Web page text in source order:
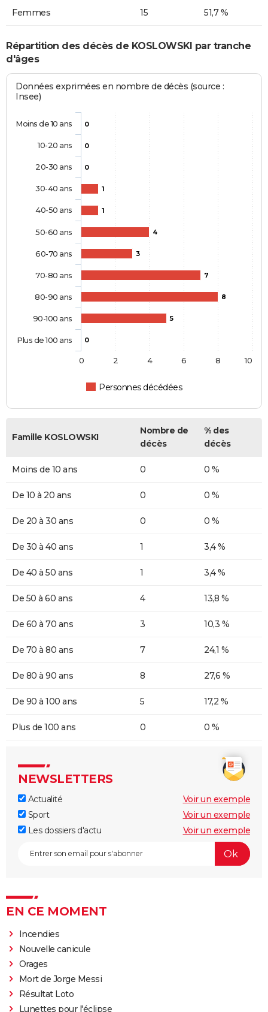
Femmes 15 51,7 %
Répartition des décès de KOSLOWSKI par tranche
d'âges
Données exprimées en nombre de décès (source :
Insee)
0
0
0
1
1
4
3
7
8
5
0
Personnes décédées
Moins de 10 ans
10-20 ans
20-30 ans
30-40 ans
40-50 ans
50-60 ans
60-70 ans
70-80 ans
80-90 ans
90-100 ans
Plus de 100 ans
0 2 4 6 8 10
Famille KOSLOWSKI
Nombre de
décès
% des
décès
Moins de 10 ans 0 0 %
De 10 à 20 ans 0 0 %
De 20 à 30 ans 0 0 %
De 30 à 40 ans 1 3,4 %
De 40 à 50 ans 1 3,4 %
De 50 à 60 ans 4 13,8 %
De 60 à 70 ans 3 10,3 %
De 70 à 80 ans 7 24,1 %
De 80 à 90 ans 8 27,6 %
De 90 à 100 ans 5 17,2 %
Plus de 100 ans 0 0 %
NEWSLETTERS
Actualité
Voir un exemple
Sport
Voir un exemple
Les dossiers d'actu
Voir un exemple
EN CE MOMENT
Incendies
Nouvelle canicule
Orages
Mort de Jorge Messi
Résultat Loto
Lunettes pour l'éclipse